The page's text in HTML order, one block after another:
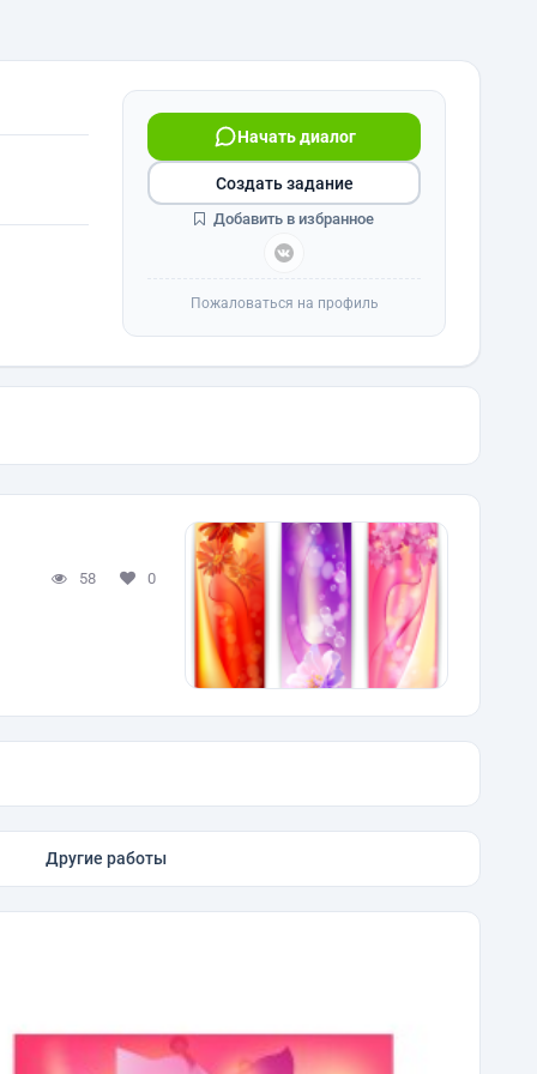
Начать диалог
Создать задание
Добавить в избранное
Пожаловаться на профиль
58 0
Другие работы